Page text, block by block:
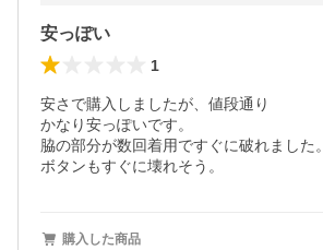
安っぽい
1
安さで購入しましたが、値段通り
かなり安っぽいです。
脇の部分が数回着用ですぐに破れました。
ボタンもすぐに壊れそう。
購入した商品